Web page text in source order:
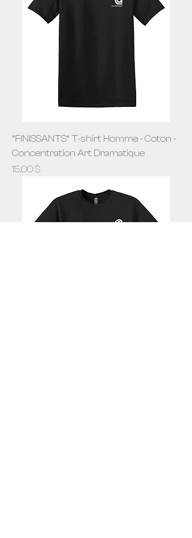
*FINISSANTS* T-shirt Homme - Coton -
Concentration Art Dramatique
Prix
15,00 $